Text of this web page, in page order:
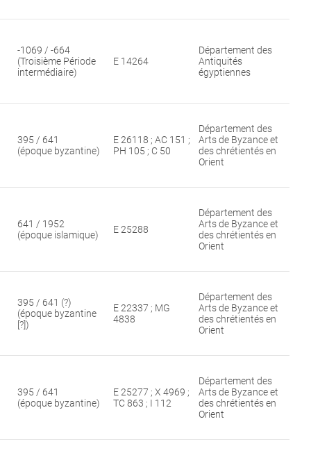
-1069 / -664
(Troisième Période
intermédiaire)
E 14264
Département des
Antiquités
égyptiennes
395 / 641
(époque byzantine)
E 26118 ; AC 151 ;
PH 105 ; C 50
Département des
Arts de Byzance et
des chrétientés en
Orient
641 / 1952
(époque islamique)
E 25288
Département des
Arts de Byzance et
des chrétientés en
Orient
395 / 641 (?)
(époque byzantine
[?])
E 22337 ; MG
4838
Département des
Arts de Byzance et
des chrétientés en
Orient
395 / 641
(époque byzantine)
E 25277 ; X 4969 ;
TC 863 ; I 112
Département des
Arts de Byzance et
des chrétientés en
Orient